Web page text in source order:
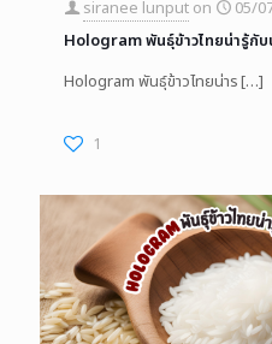
siranee lunput on
05/
Hologram พันธุ์ข้าวไทยน่ารู้กั
Hologram พันธุ์ข้าวไทยน่าร[…]
1